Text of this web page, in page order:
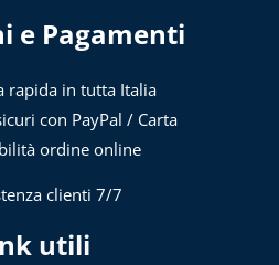
e Pagamenti
rapida in tutta Italia
con PayPal / Carta
ordine online
clienti 7/7
utili